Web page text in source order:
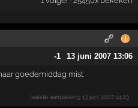
-1 13 juni 2007 13:06
goedemiddag mist
laatste aanpassing13 juni 2007 14:29